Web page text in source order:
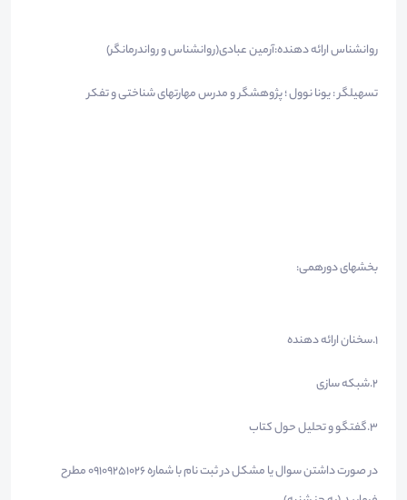
روانشناس ارائه دهنده:آرمین عبادی(روانشناس و رواندرمانگر)
تسهیلگر : یونا نوول ؛ پژوهشگر و مدرس مهارتهای شناختی و تفکر
بخشهای دورهمی:
۱.سخنان ارائه دهنده
۲.شبکه سازی
۳.گفتگو و تحلیل حول کتاب
در صورت داشتن سوال یا مشکل در ثبت نام با شماره ۰۹۱۰۹۲۵۱۰۲۶ مطرح